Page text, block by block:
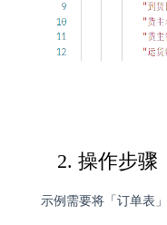
2. 操作步骤
示例需要将 「订单表」